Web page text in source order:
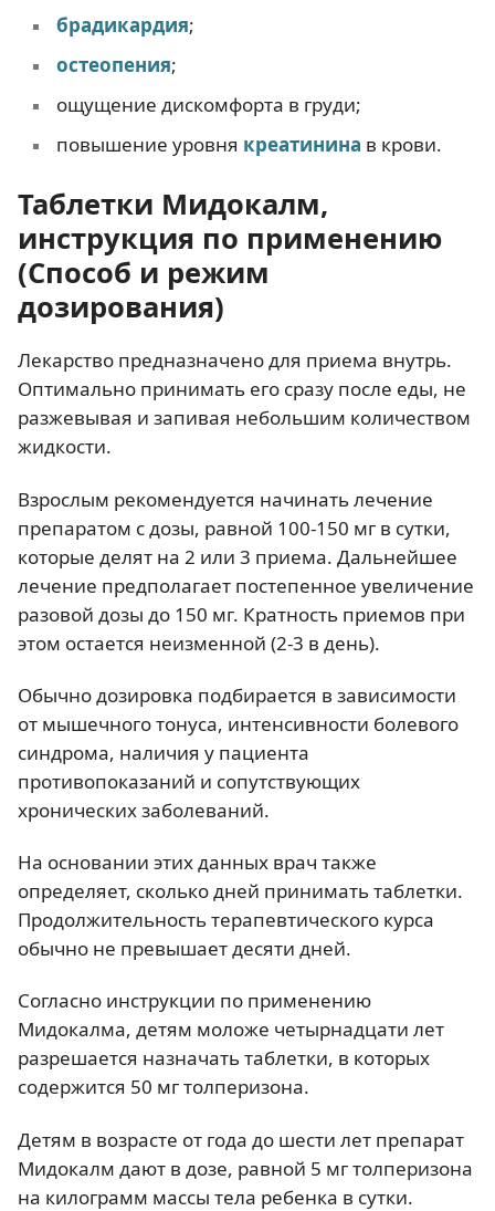
брадикардия;
остеопения;
ощущение дискомфорта в груди;
повышение уровня креатинина в крови.
Таблетки Мидокалм,
инструкция по применению
(Способ и режим
дозирования)
Лекарство предназначено для приема внутрь.
Оптимально принимать его сразу после еды, не
разжевывая и запивая небольшим количеством
жидкости.
Взрослым рекомендуется начинать лечение
препаратом с дозы, равной 100-150 мг в сутки,
которые делят на 2 или 3 приема. Дальнейшее
лечение предполагает постепенное увеличение
разовой дозы до 150 мг. Кратность приемов при
этом остается неизменной (2-3 в день).
Обычно дозировка подбирается в зависимости
от мышечного тонуса, интенсивности болевого
синдрома, наличия у пациента
противопоказаний и сопутствующих
хронических заболеваний.
На основании этих данных врач также
определяет, сколько дней принимать таблетки.
Продолжительность терапевтического курса
обычно не превышает десяти дней.
Согласно инструкции по применению
Мидокалма, детям моложе четырнадцати лет
разрешается назначать таблетки, в которых
содержится 50 мг толперизона.
Детям в возрасте от года до шести лет препарат
Мидокалм дают в дозе, равной 5 мг толперизона
на килограмм массы тела ребенка в сутки.